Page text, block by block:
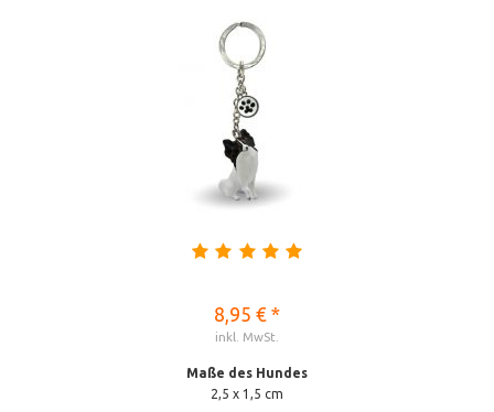
8,95 € *
inkl. MwSt.
Maße des Hundes
2,5 x 1,5 cm